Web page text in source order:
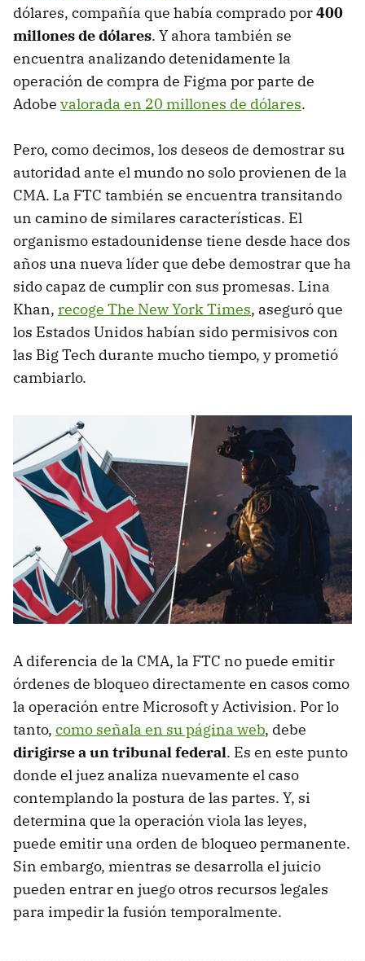
dólares, compañía que había comprado por400
millones de dólares. Y ahora también se
encuentra analizando detenidamente la
operación de compra de Figma por parte de
Adobe valorada en 20 millones de dólares.
Pero, como decimos, los deseos de demostrar su
autoridad ante el mundo no solo provienen de la
CMA. La FTC también se encuentra transitando
un camino de similares características. El
organismo estadounidense tiene desde hace dos
años una nueva líder que debe demostrar que ha
sido capaz de cumplir con sus promesas. Lina
Khan, recoge The New York Times, aseguró que
los Estados Unidos habían sido permisivos con
las Big Tech durante mucho tiempo, y prometió
cambiarlo.
A diferencia de la CMA, la FTC no puede emitir
órdenes de bloqueo directamente en casos como
la operación entre Microsoft y Activision. Por lo
tanto, como señala en su página web, debe
dirigirse a un tribunal federal. Es en este punto
donde el juez analiza nuevamente el caso
contemplando la postura de las partes. Y, si
determina que la operación viola las leyes,
puede emitir una orden de bloqueo permanente.
Sin embargo, mientras se desarrolla el juicio
pueden entrar en juego otros recursos legales
para impedir la fusión temporalmente.